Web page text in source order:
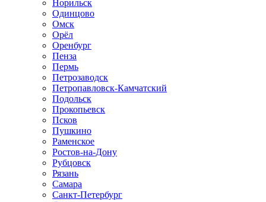
Норильск
Одинцово
Омск
Орёл
Оренбург
Пенза
Пермь
Петрозаводск
Петропавловск-Камчатский
Подольск
Прокопьевск
Псков
Пушкино
Раменское
Ростов-на-Дону
Рубцовск
Рязань
Самара
Санкт-Петербург